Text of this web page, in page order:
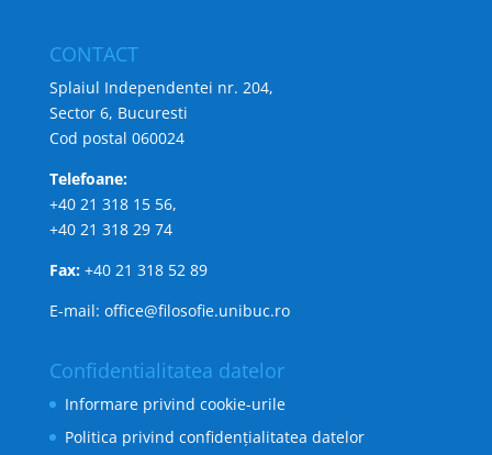
CONTACT
Splaiul Independentei nr. 204,
Sector 6, Bucuresti
Cod postal 060024
Telefoane:
+40 21 318 15 56,
+40 21 318 29 74
Fax: +40 21 318 52 89
E-mail: office@filosofie.unibuc.ro
Confidentialitatea datelor
Informare privind cookie-urile
Politica privind confidențialitatea datelor